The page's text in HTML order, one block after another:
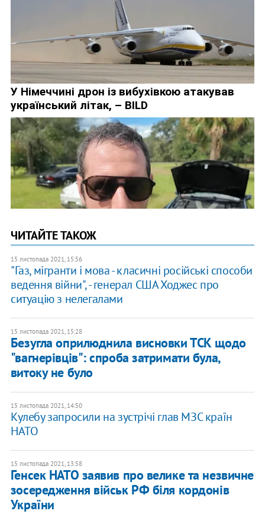
ЧИТАЙТЕ ТАКОЖ
15 листопада 2021, 15:56
"Газ, мігранти і мова - класичні російські способи
ведення війни", - генерал США Ходжес про
ситуацію з нелегалами
15 листопада 2021, 15:28
Безугла оприлюднила висновки ТСК щодо
"вагнерівців": спроба затримати була,
витоку не було
15 листопада 2021, 14:50
Кулебу запросили на зустрічі глав МЗС країн
НАТО
15 листопада 2021, 13:58
​Генсек НАТО заявив про велике та незвичне
зосередження військ РФ біля кордонів
України